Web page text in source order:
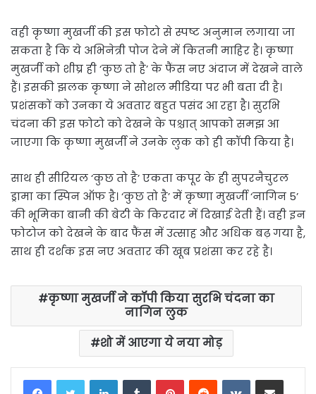
वही कृष्णा मुखर्जी की इस फोटो से स्पष्ट अनुमान लगाया जा
सकता है कि ये अभिनेत्री पोज देने में कितनी माहिर है। कृष्णा
मुखर्जी को शीघ्र ही ‘कुछ तो है’ के फैंस नए अंदाज में देखने वाले
हैं। इसकी झलक कृष्णा ने सोशल मीडिया पर भी बता दी है।
प्रशंसकों को उनका ये अवतार बहुत पसंद आ रहा है। सुरभि
चंदना की इस फोटो को देखने के पश्चात् आपको समझ आ
जाएगा कि कृष्णा मुखर्जी ने उनके लुक को ही कॉपी किया है।
साथ ही सीरियल ‘कुछ तो है’ एकता कपूर के ही सुपरनैचुरल
ड्रामा का स्पिन ऑफ है। ‘कुछ तो है’ में कृष्णा मुखर्जी ‘नागिन 5’
की भूमिका बानी की बेटी के किरदार में दिखाई देती हैं। वही इन
फोटोज को देखने के बाद फैंस में उत्साह और अधिक बढ़ गया है,
साथ ही दर्शक इस नए अवतार की खूब प्रशंसा कर रहे है।
कृष्णा मुखर्जी ने कॉपी किया सुरभि चंदना का
नागिन लुक
शो में आएगा ये नया मोड़
LinkedInTumblrPinterestReddit VKontakteShare via Email